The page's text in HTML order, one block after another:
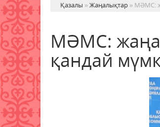
Қазалы »Жаңалықтар » МӘМС:
МӘМС: жаңа
қандай